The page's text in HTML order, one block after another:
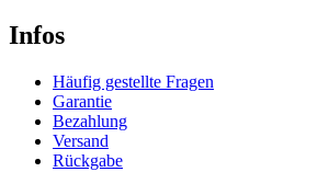
Infos
Häufig gestellte Fragen
Garantie
Bezahlung
Versand
Rückgabe